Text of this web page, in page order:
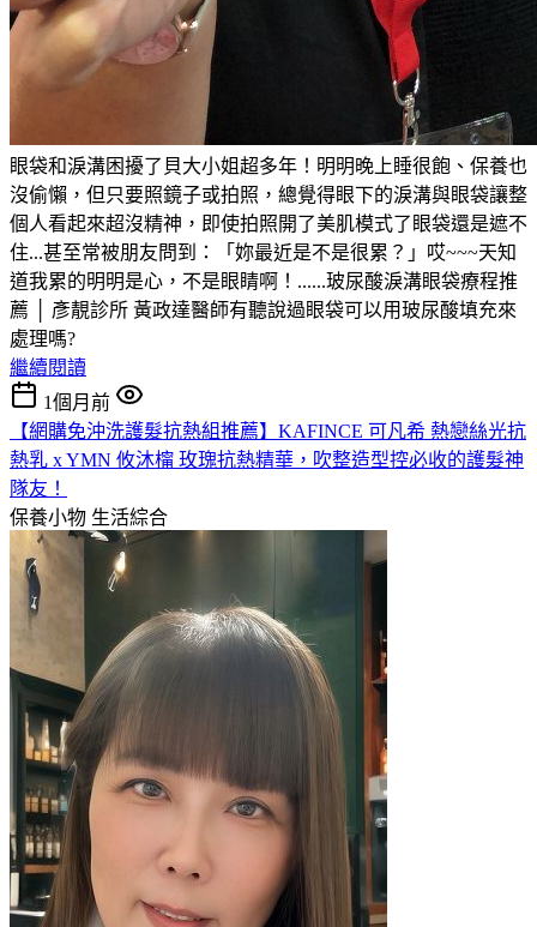
眼袋和淚溝困擾了貝大小姐超多年！明明晚上睡很飽、保養也
沒偷懶，但只要照鏡子或拍照，總覺得眼下的淚溝與眼袋讓整
個人看起來超沒精神，即使拍照開了美肌模式了眼袋還是遮不
住...甚至常被朋友問到：「妳最近是不是很累？」哎~~~天知
道我累的明明是心，不是眼睛啊！......玻尿酸淚溝眼袋療程推
薦 │ 彥靚診所 黃政達醫師有聽說過眼袋可以用玻尿酸填充來
處理嗎?
繼續閱讀
1個月前
【網購免沖洗護髮抗熱組推薦】KAFINCE 可凡希 熱戀絲光抗
熱乳 x YMN 攸沐橣 玫瑰抗熱精華，吹整造型控必收的護髮神
隊友！
保養小物 生活綜合